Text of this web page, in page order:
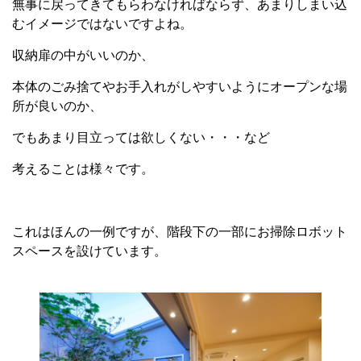
無事に戻ってきてもらわなければならず、あまりしまい込
むイメージではないですよね。
収納扉の中がいいのか、
本体のごみ捨てやお手入れがしやすいようにオープンな場
所が良いのか、
でもあまり目立っては欲しくない・・・など
考えることは様々です。
これはほんの一例ですが、階段下の一部にお掃除ロボット
スペースを設けています。